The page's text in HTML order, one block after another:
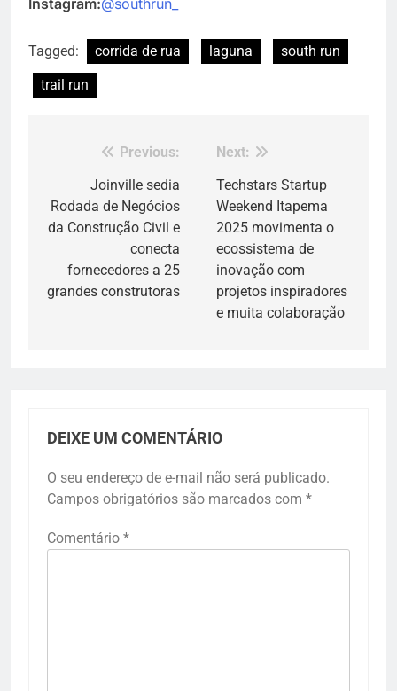
Instagram:@southrun_
Tagged: corrida de rua laguna
south run
trail run
Navegação
Post
Previous:
Joinville sedia
Rodada de Negócios
da Construção Civil e
conecta
fornecedores a 25
grandes construtoras
Next:
Techstars Startup
Weekend Itapema
2025 movimenta o
ecossistema de
inovação com
projetos inspiradores
e muita colaboração
DEIXE UM COMENTÁRIO
O seu endereço de e-mail não será publicado.
Campos obrigatórios são marcados com *
Comentário *